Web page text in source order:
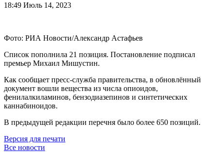
18:49 Июль 14, 2023
Фото: РИА Новости/Александр Астафьев
Список пополнила 21 позиция. Постановление подписал
премьер Михаил Мишустин.
Как сообщает пресс-служба правительства, в обновлённый
документ вошли вещества из числа опиоидов,
фенилалкиламинов, бензодиазепинов и синтетических
каннабиноидов.
В предыдущей редакции перечня было более 650 позиций.
Версия для печати
Все новости